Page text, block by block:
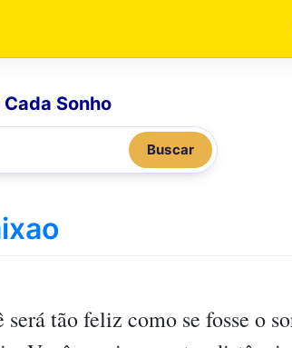
Sonho
Buscar
será tão feliz como se fosse o